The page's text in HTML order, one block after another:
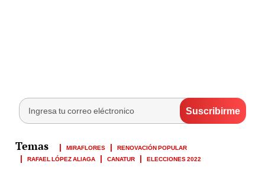
MIRAFLORES
RENOVACIÓN POPULAR
RAFAEL LÓPEZ ALIAGA
CANATUR ELECCIONES 2022